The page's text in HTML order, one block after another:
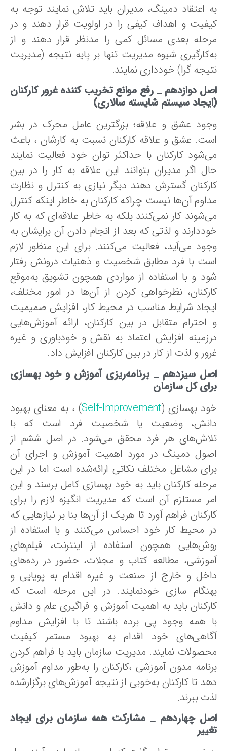
اعتقاد دمینگ، مدیران‌ باید تلاش نمایند توجه‌ به‌
و اهداف‌ کیفی‌ را در اولویت‌ قرار دهند و در
بعدی‌ مسائل‌ کمی‌ را مدنظر قرار دهند و از
شیوه‌ مدیریت‌ تنها بر پایه‌ نتیجه‌ (مدیریت‌
گرا) خودداری‌ نمایند.
دوازدهم _رفع موانع تخریب کننده غرور کارکنان
سیستم شایسته سالاری)
عشق و علاقه؛ بزرگترین عامل محرک در بشر
عشق‌ و علاقه‌ کارکنان نسبت‌ به‌ کارشان‌ ، باعث‌
کارکنان‌ با حداکثر توان‌ خود فعالیت‌ نمایند
اگر مدیران‌ بتوانند این‌ علاقه‌ به‌ کار را در بین‌
گسترش‌ دهند دیگر نیازی‌ به‌ کنترل‌ و نظارت‌
آن‌ها نیست‌ چراکه‌ کارکنان‌ به‌ خاطر اینکه‌ کنترل‌
کار نمی‌کنند بلکه‌ به‌ خاطر علاقه‌ای‌ که‌ به‌ کار
و لذتی‌ که‌ بعد از انجام‌ دادن‌ آن‌ برایشان‌ به
می‌آید، فعالیت‌ می‌کنند. برای‌ این‌ منظور لازم‌
با فرد مطابق‌ شخصیت‌ و ذهنیات‌ درونش‌ رفتار
و با استفاده‌ از مواردی‌ همچون‌ تشویق‌ به‌موقع‌
نظرخواهی‌ کردن‌ از آن‌ها در امور مختلف،
شرایط‌ مناسب‌ در محیط‌ کار، افزایش‌ صمیمیت‌
احترام‌ متقابل‌ در بین‌ کارکنان، ارائه‌ آموزش‌هایی‌
افزایش‌ اعتماد به‌ نقش‌ و خودباوری‌ و غیره‌
و لذت‌ از کار در بین‌ کارکنان‌ افزایش‌ داد.
سیزدهم _برنامه‌ریزی آموزش‌ و خود بهسازی
کل سازمان
بهسازی (Self-Improvement) ، به معنای بهبود
وضعیت یا شخصیت فرد است که با
هر فرد محقق می‌شود. در اصل‌ ششم‌ از
دمینگ در مورد اهمیت‌ آموزش‌ و اجرای‌ آن‌
مشاغل‌ مختلف‌ نکاتی ارائه‌شده است اما در این‌
کارکنان‌ باید به‌ خود بهسازی‌ کامل‌ برسند و این‌
مستلزم‌ آن‌ است‌ که‌ مدیریت‌ انگیزه‌ لازم‌ را برای‌
فراهم‌ آورد تا هریک‌ از آن‌ها بنا بر نیازهایی‌ که‌
محیط‌ کار خود احساس‌ می‌کنند و با استفاده‌ از
همچون‌ استفاده‌ از اینترنت، فیلم‌های‌
مطالعه‌ کتاب‌ و مجلات، حضور در رده‌های‌
و خارج‌ از صنعت‌ و غیره‌ اقدام‌ به‌ پویایی‌ و
سازی‌ خودنمایند. در این‌ مرحله‌ است‌ که‌
باید به‌ اهمیت‌ آموزش‌ و فراگیری‌ علم‌ و دانش‌
همه‌ وجود پی‌ برده‌ باشند تا با افزایش‌ مداوم‌
خود اقدام‌ به‌ بهبود مستمر کیفیت‌
نمایند. مدیریت‌ سازمان‌ باید با فراهم‌ کردن‌
مدون‌ آموزشی‌ ،کارکنان‌ را به‌طور مداوم آموزش
تا کارکنان‌ به‌خوبی‌ از نتیجه آموزش‌های برگزارشده
ببرند.
چهاردهم _ مشارکت همه سازمان برای ایجاد